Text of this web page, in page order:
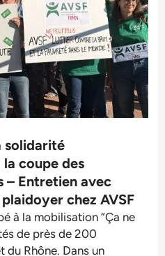
solidarité
coupe des
– Entretien avec
chez AVSF
à la mobilisation “Ça ne
de près de 200
du Rhône. Dans un